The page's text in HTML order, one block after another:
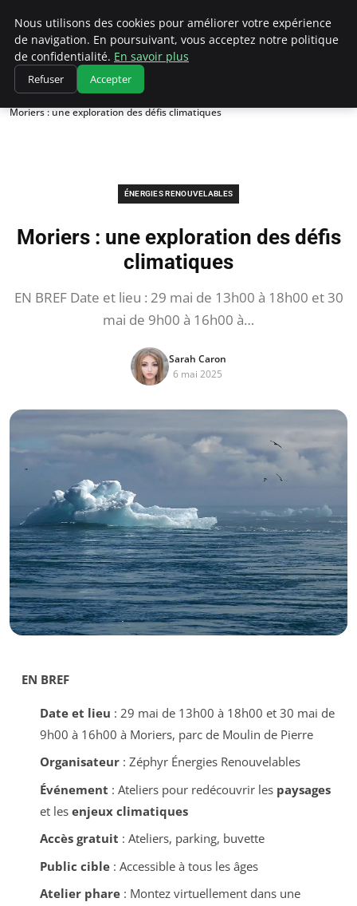
Climatedebtagents
Accueil
Énergies Renouvelables
Moriers : une exploration des défis climatiques
ÉNERGIES RENOUVELABLES
Moriers : une exploration des défis
climatiques
EN BREF Date et lieu : 29 mai de 13h00 à 18h00 et 30
mai de 9h00 à 16h00 à…
Sarah Caron
6 mai 2025
EN BREF
Date et lieu : 29 mai de 13h00 à 18h00 et 30 mai de
9h00 à 16h00 à Moriers, parc de Moulin de Pierre
Organisateur: Zéphyr Énergies Renouvelables
Événement : Ateliers pour redécouvrir les paysages
et les enjeux climatiques
Accès gratuit : Ateliers, parking, buvette
Public cible: Accessible à tous les âges
Atelier phare: Montez virtuellement dans une
Nous utilisons des cookies pour améliorer votre expérience
de navigation. En poursuivant, vous acceptez notre politique
de confidentialité. En savoir plus
Refuser Accepter